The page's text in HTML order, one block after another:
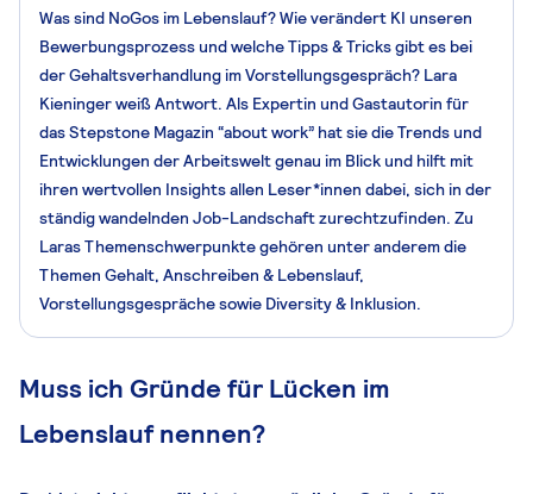
Was sind NoGos im Lebenslauf? Wie verändert KI unseren
Bewerbungsprozess und welche Tipps & Tricks gibt es bei
der Gehaltsverhandlung im Vorstellungsgespräch? Lara
Kieninger weiß Antwort. Als Expertin und Gastautorin für
das Stepstone Magazin “about work” hat sie die Trends und
Entwicklungen der Arbeitswelt genau im Blick und hilft mit
ihren wertvollen Insights allen Leser*innen dabei, sich in der
ständig wandelnden Job-Landschaft zurechtzufinden. Zu
Laras Themenschwerpunkte gehören unter anderem die
Themen Gehalt, Anschreiben & Lebenslauf,
Vorstellungsgespräche sowie Diversity & Inklusion.
Muss ich Gründe für Lücken im
Lebenslauf nennen?